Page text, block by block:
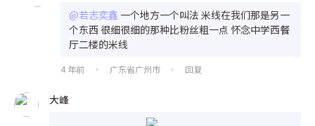
@若志奕鑫 一个地方一个叫法 米线在我们那是另一
个东西 很细很细的那种比粉丝粗一点 怀念中学西餐
厅二楼的米线
4 年前 • 广东省广州市 • 回复
大峰